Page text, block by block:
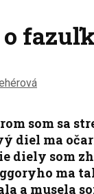
o
som sa
diel ma
diely som
ma
a musela